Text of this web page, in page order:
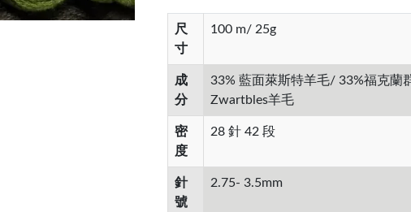
尺
寸
100 m/ 25g
成
分
33% 藍面萊斯特羊毛/ 33%福克蘭
Zwartbles羊毛
密
度
28 針 42 段
針
號
2.75- 3.5mm